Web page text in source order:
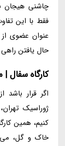
چاشنی هیجان
فقط با این
عنوان عضوی
حال یافتن
کارگاه سفال
اگر قرار
ژوراسیک
کنیم، همین
خاک و گل، می